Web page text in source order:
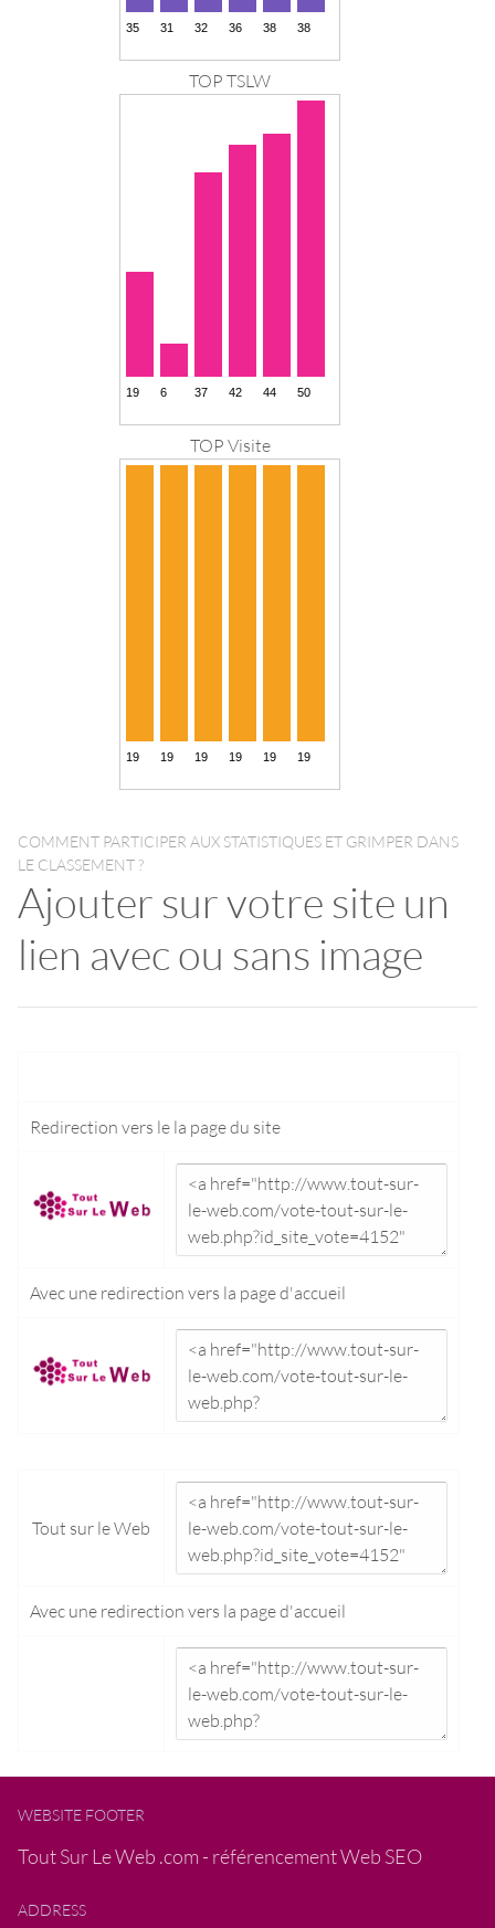
TOP TSLW
TOP Visite
COMMENT PARTICIPER AUX STATISTIQUES ET GRIMPER DANS
LE CLASSEMENT ?
Ajouter sur votre site un
lien avec ou sans image
Redirection vers le la page du site
Avec une redirection vers la page d'accueil
Tout sur le Web
Avec une redirection vers la page d'accueil
WEBSITE FOOTER
Tout Sur Le Web .com - référencement Web SEO
ADDRESS